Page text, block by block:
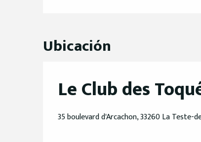
Ubicación
Le Club des
35 boulevard d'Arcachon, 33260 La Teste-